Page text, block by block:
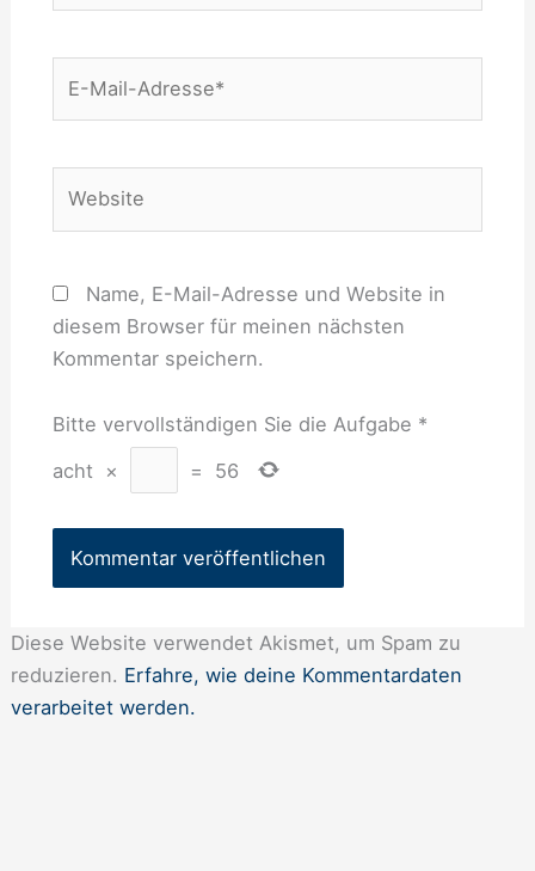
Mail-
Name, E-Mail-Adresse und Website in
diesem Browser für meinen nächsten
Kommentar speichern.
Bitte vervollständigen Sie die Aufgabe *
acht
× = 56
Diese Website verwendet Akismet, um Spam zu
reduzieren. Erfahre, wie deine Kommentardaten
verarbeitet werden.